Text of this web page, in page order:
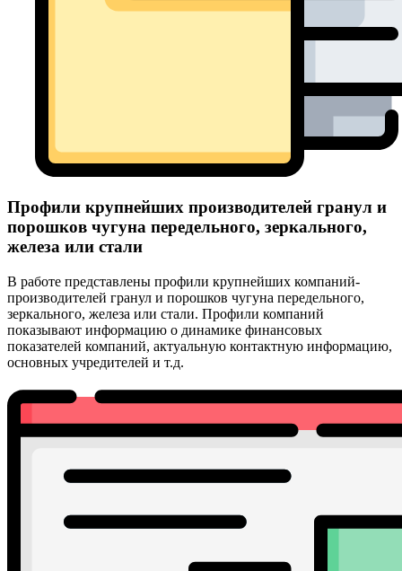
Профили крупнейших производителей гранул и
порошков чугуна передельного, зеркального,
железа или стали
В работе представлены профили крупнейших компаний-
производителей гранул и порошков чугуна передельного,
зеркального, железа или стали. Профили компаний
показывают информацию о динамике финансовых
показателей компаний, актуальную контактную информацию,
основных учредителей и т.д.